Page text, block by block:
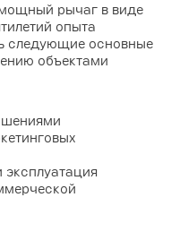
рычаг в виде
опыта
следующие основные
объектами
эксплуатация